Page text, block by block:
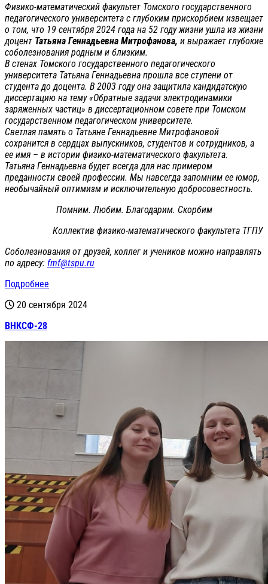
Физико-математический факультет Томского государственного
педагогического университета с глубоким прискорбием извещает
о том, что 19 сентября 2024 года на 52 году жизни ушла из жизни
доцент Татьяна Геннадьевна Митрофанова, и выражает глубокие
соболезнования родным и близким.
В стенах Томского государственного педагогического
университета Татьяна Геннадьевна прошла все ступени от
студента до доцента. В 2003 году она защитила кандидатскую
диссертацию на тему «Обратные задачи электродинамики
заряженных частиц» в диссертационном совете при Томском
государственном педагогическом университете.
Светлая память о Татьяне Геннадьевне Митрофановой
сохранится в сердцах выпускников, студентов и сотрудников, а
ее имя – в истории физико-математического факультета.
Татьяна Геннадьевна будет всегда для нас примером
преданности своей профессии. Мы навсегда запомним ее юмор,
необычайный оптимизм и исключительную добросовестность.
Помним. Любим. Благодарим. Скорбим
Коллектив физико-математического факультета ТГПУ
Соболезнования от друзей, коллег и учеников можно направлять
по адресу: fmf@tspu.ru
Подробнее
20 сентября 2024
ВНКСФ-28